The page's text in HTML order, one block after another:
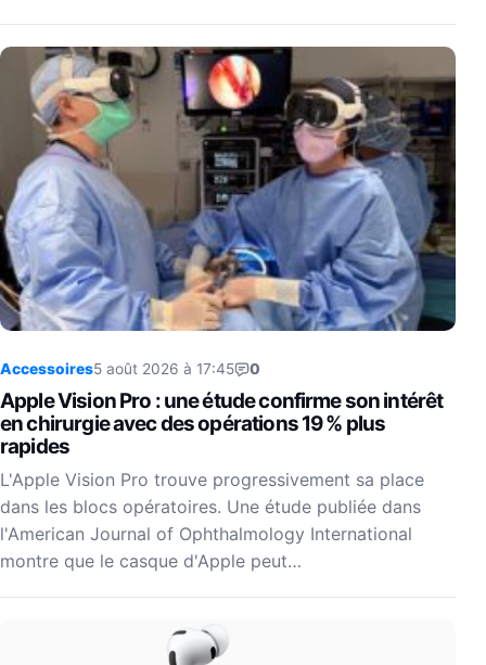
Accessoires5 août 2026 à 17:45 0
Apple Vision Pro : une étude confirme son intérêt
en chirurgie avec des opérations 19 % plus
rapides
L'Apple Vision Pro trouve progressivement sa place
dans les blocs opératoires. Une étude publiée dans
l'American Journal of Ophthalmology International
montre que le casque d'Apple peut…